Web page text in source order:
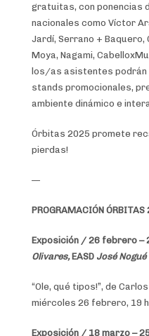
gratuitas, con ponencias
nacionales como Víctor
Jardí, Serrano + Baquero,
Moya, Nagami,
los/as asistentes
stands promocionales,
ambiente dinámico e
Órbitas 2025 promete
pierdas!
—
PROGRAMACIÓN
Exposición / 26 febrero –
Olivares,EASD José Nogué
“Ole, qué tipos!”, de
miércoles 26 febrero, 19 h.
Exposición / 18 marzo –